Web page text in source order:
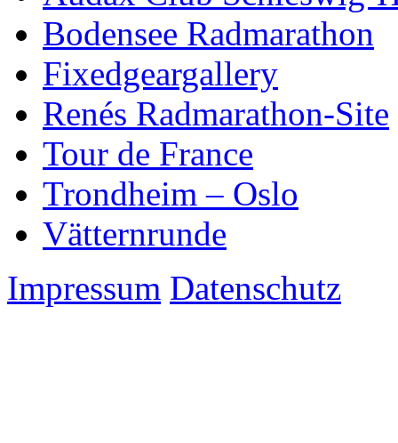
Bodensee Radmarathon
Fixedgeargallery
Renés Radmarathon-Site
Tour de France
Trondheim – Oslo
Vätternrunde
Impressum Datenschutz